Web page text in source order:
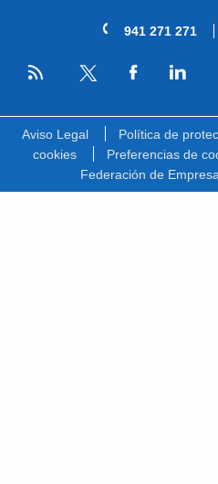
941 271 271
RSS
Aviso Legal Política de
cookies
Preferencias de
Federación de